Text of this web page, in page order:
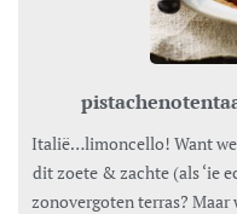
Italië…limoncello! Want welk drankje hoort er meer bij Italië dan
dit zoete & zachte (als ‘ie
zonovergoten terras?